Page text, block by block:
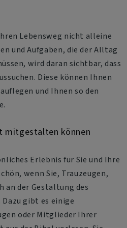
Lebensweg nicht alleine
und Aufgaben, die der Alltag
wird daran sichtbar, dass
Diese können Ihnen
und Ihnen so den
mitgestalten können
Erlebnis für Sie und Ihre
wenn Sie, Trauzeugen,
an der Gestaltung des
gibt es einige
oder Mitglieder Ihrer